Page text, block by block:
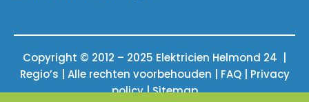
Copyright © 2012 – 2025 Elektricien Helmond 24 |
Regio’s | Alle rechten voorbehouden | FAQ| Privacy
policy|Sitemap